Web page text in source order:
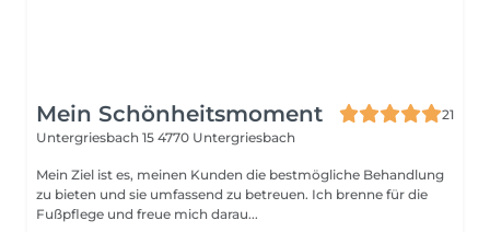
Mein Schönheitsmoment
21
Untergriesbach 15 4770 Untergriesbach
Mein Ziel ist es, meinen Kunden die bestmögliche Behandlung
zu bieten und sie umfassend zu betreuen. Ich brenne für die
Fußpflege und freue mich darau...